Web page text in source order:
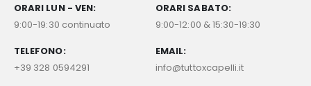
ORARI LUN - VEN:
9:00-19:30 continuato
ORARI SABATO:
9:00-12:00 & 15:30-19:30
TELEFONO:
+39 328 0594291
EMAIL:
info@tuttoxcapelli.it